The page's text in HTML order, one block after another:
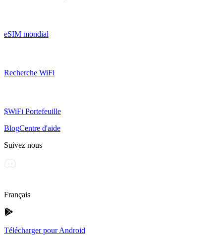
eSIM mondial
Recherche WiFi
$WiFi Portefeuille
BlogCentre d'aide
Suivez nous
Français
Télécharger pour Android